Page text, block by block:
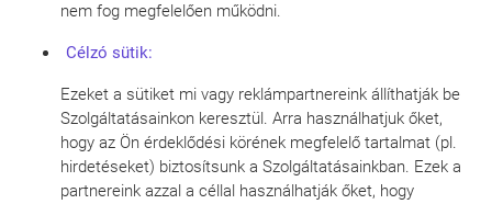
nem fog megfelelően működni.
Célzó sütik:
Ezeket a sütiket mi vagy reklámpartnereink állíthatják be
Szolgáltatásainkon keresztül. Arra használhatjuk őket,
hogy az Ön érdeklődési körének megfelelő tartalmat (pl.
hirdetéseket) biztosítsunk a Szolgáltatásainkban. Ezek a
partnereink azzal a céllal használhatják őket, hogy